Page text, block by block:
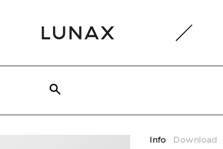
Info Download